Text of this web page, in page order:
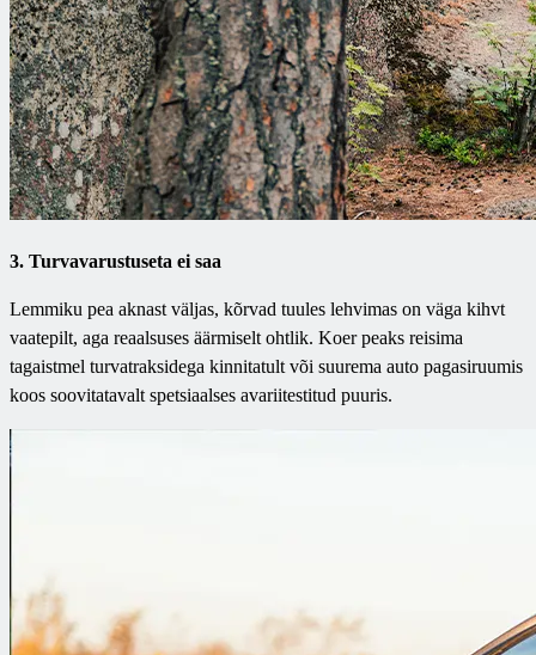
3. Turvavarustuseta ei saa
Lemmiku pea aknast väljas, kõrvad tuules lehvimas on väga kihvt
vaatepilt, aga reaalsuses äärmiselt ohtlik. Koer peaks reisima
tagaistmel turvatraksidega kinnitatult või suurema auto pagasiruumis
koos soovitatavalt spetsiaalses avariitestitud puuris.